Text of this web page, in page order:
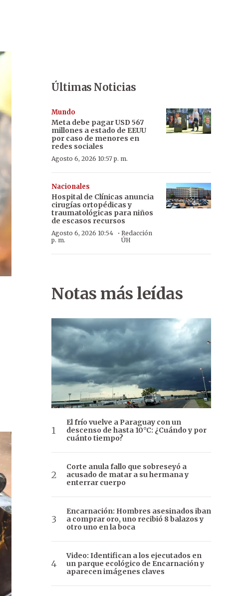
Últimas Noticias
Mundo
Meta debe pagar USD 567
millones a estado de EEUU
por caso de menores en
redes sociales
Agosto 6, 2026 10:57 p. m.
Nacionales
Hospital de Clínicas anuncia
cirugías ortopédicas y
traumatológicas para niños
de escasos recursos
Agosto 6, 2026 10:54
p. m.
· Redacción
ÚH
Notas más leídas
El frío vuelve a Paraguay con un
descenso de hasta 10°C: ¿Cuándo y por
cuánto tiempo?
Corte anula fallo que sobreseyó a
acusado de matar a su hermana y
enterrar cuerpo
Encarnación: Hombres asesinados iban
a comprar oro, uno recibió 8 balazos y
otro uno en la boca
Video: Identifican a los ejecutados en
un parque ecológico de Encarnación y
aparecen imágenes claves